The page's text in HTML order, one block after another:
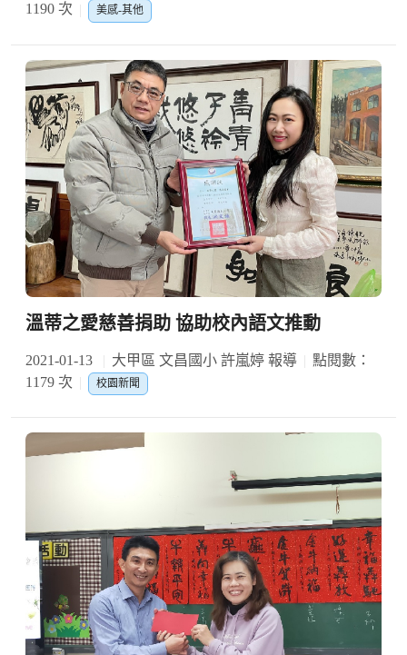
1190 次
美感-其他
溫蒂之愛慈善捐助 協助校內語文推動
2021-01-13 大甲區 文昌國小 許嵐婷 報導
點閱數：
1179 次
校園新聞